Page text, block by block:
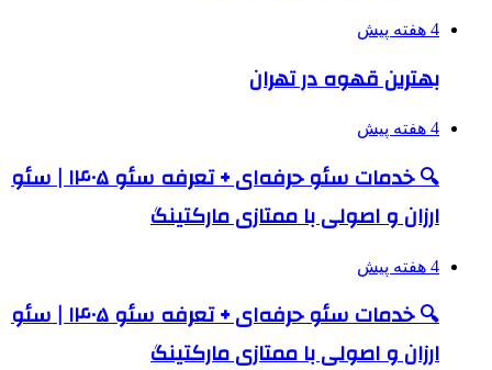
4 هفته پیش
بهترین قهوه در تهران
4 هفته پیش
🔍 خدمات سئو حرفه‌ای + تعرفه سئو ۱۴۰۵ | سئو
ارزان و اصولی با ممتازی مارکتینگ
4 هفته پیش
🔍 خدمات سئو حرفه‌ای + تعرفه سئو ۱۴۰۵ | سئو
ارزان و اصولی با ممتازی مارکتینگ